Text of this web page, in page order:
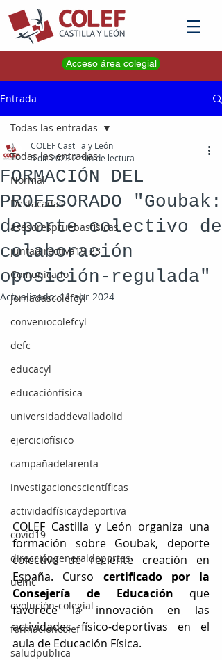
Acceso área colegial
Entrada
Todas las entradas
Normal
Destacadas
asesorespruebasfisicas
juntadirectiva19-23
Comunicado
jornadascolefcyl
conveniocolefcyl
defc
educacyl
educaciónfísica
universidaddevalladolid
ejerciciofísico
campañadelarenta
investigacionescientíficas
actividadfísicaydeportiva
covid19
direccióngeneraldeportes
uemc
evolución-colegial
formacioncolef
saludpublica
Todas las entradas
FORMACIÓN DEL
PROFESORADO "Goubak:
deporte colectivo de
colaboración
oposición-regulada"
COLEF Castilla y León
5 dic 20232 min de lectura
Actualizado:11 abr 2024
COLEF Castilla y León organiza una
formación sobre Goubak, deporte
colectivo de reciente creación en
España. Curso certificado por la
Consejería de Educación que
favorece la innovación en las
actividades físico-deportivas en el
aula de Educación Física.